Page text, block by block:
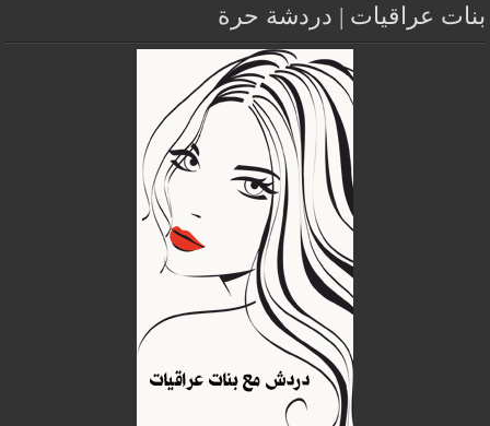
بنات عراقيات | دردشة حرة